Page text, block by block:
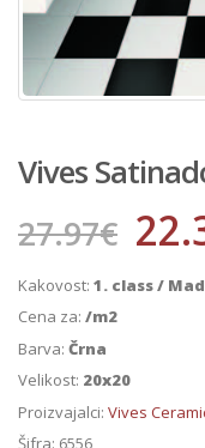
Vives
27.97€
Kakovost: 1. class /
Cena za: /m2
Barva: Črna
Velikost: 20x20
Proizvajalci: Vives